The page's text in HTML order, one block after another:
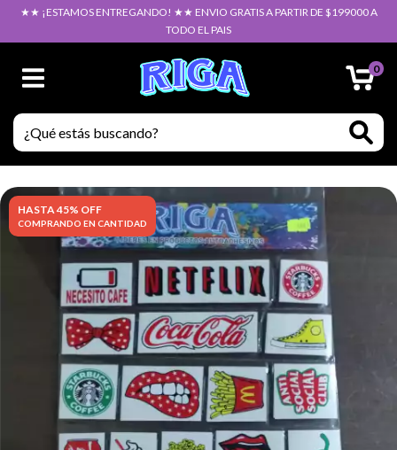
★★ ¡ESTAMOS ENTREGANDO! ★★ ENVIO GRATIS A PARTIR DE $199000 A
TODO EL PAIS
0
HASTA 45% OFF
COMPRANDO EN CANTIDAD